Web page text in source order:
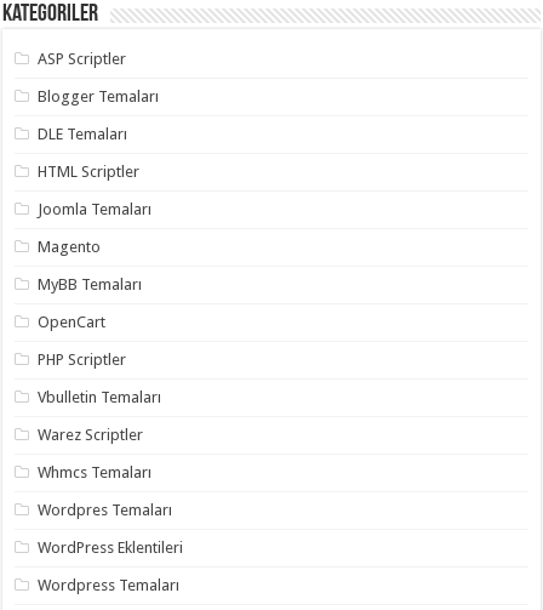
Kategoriler
ASP Scriptler
Blogger Temaları
DLE Temaları
HTML Scriptler
Joomla Temaları
Magento
MyBB Temaları
OpenCart
PHP Scriptler
Vbulletin Temaları
Warez Scriptler
Whmcs Temaları
Wordpres Temaları
WordPress Eklentileri
Wordpress Temaları